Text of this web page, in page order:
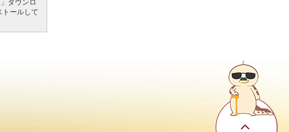
ダウンロ
ールして